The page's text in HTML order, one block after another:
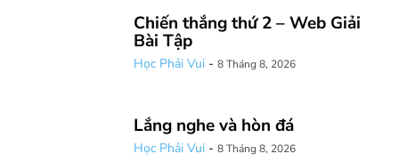
Chiến thắng thứ 2 – Web Giải
Bài Tập
Học Phải Vui - 8 Tháng 8, 2026
Lắng nghe và hòn đá
Học Phải Vui - 8 Tháng 8, 2026